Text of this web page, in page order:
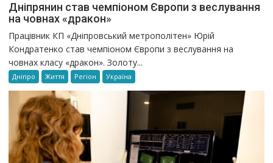
Дніпрянин став чемпіоном Європи з веслування
на човнах «дракон»
Працівник КП «Дніпровський метрополітен» Юрій
Кондратенко став чемпіоном Європи з веслування на
човнах класу «дракон». Золоту...
Дніпро Життя Регіон Україна